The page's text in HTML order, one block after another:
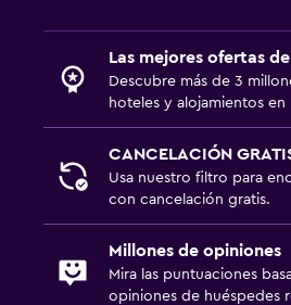
Limpieza diaria
Detector de monóxido de carbono
Estacionamiento y transporte
Estacionamiento gratuito
Las mejores ofertas
Descubre más de 3
hoteles y alojamientos en
CANCELACIÓN
Usa nuestro filtro para
con cancelación gratis.
Millones de opiniones
Mira las puntuaciones
opiniones de huéspedes